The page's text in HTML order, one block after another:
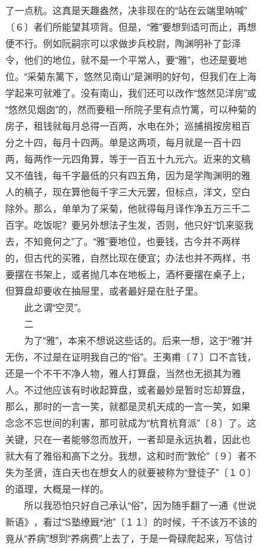
了一点秔。这真是天趣盎然，决非现在的“站在云端里呐喊”
〔６〕者们所能望其项背。但是，“雅”要想到适可而止，再想
便不行。例如阮嗣宗可以求做步兵校尉，陶渊明补了彭泽
令，他们的地位，就不是一个平常人，要“雅”，也还是要地
位。“采菊东篱下，悠然见南山”是渊明的好句，但我们在上海
学起来可就难了。没有南山，我们还可以改作“悠然见洋房”或
“悠然见烟囱”的，然而要租一所院子里有点竹篱，可以种菊的
房子，租钱就每月总得一百两，水电在外；巡捕捐按房租百
分之十四，每月十四两。单是这两项，每月就是一百十四
两，每两作一元四角算，等于一百五十九元六。近来的文稿
又不值钱，每千字最低的只有四五角，因为是学陶渊明的雅
人的稿子，现在算他每千字三大元罢，但标点，洋文，空白
除外。那么，单单为了采菊，他就得每月译作净五万三千二
百字。吃饭呢？要另外想法子生发，否则，他只好“饥来驱我
去，不知竟何之”了。“雅”要地位，也要钱，古今并不两样
的，但古代的买雅，自然比现在便宜；办法也并不两样，书
要摆在书架上，或者抛几本在地板上，酒杯要摆在桌子上，
但算盘却要收在抽屉里，或者最好是在肚子里。
此之谓“空灵”。
二
为了“雅”，本来不想说这些话的。后来一想，这于“雅”并
无伤，不过是在证明我自己的“俗”。王夷甫〔７〕口不言钱，
还是一个不干不净人物，雅人打算盘，当然也无损其为雅
人。不过他应该有时收起算盘，或者最妙是暂时忘却算盘，
那么，那时的一言一笑，就都是灵机天成的一言一笑，如果
念念不忘世间的利害，那可就成为“杭育杭育派”〔８〕了。这
关键，只在一者能够忽而放开，一者却是永远执着，因此也
就大有了雅俗和高下之分。我想，这和时而“敦伦”〔９〕者不
失为圣贤，连白天也在想女人的就要被称为“登徒子”〔１０〕
的道理，大概是一样的。
所以我恐怕只好自己承认“俗”，因为随手翻了一通《世说
新语》，看过“S塾缭厩*池”〔１１〕的时候，千不该万不该的
竟从“养病”想到“养病费”上去了，于是一骨碌爬起来，写信讨